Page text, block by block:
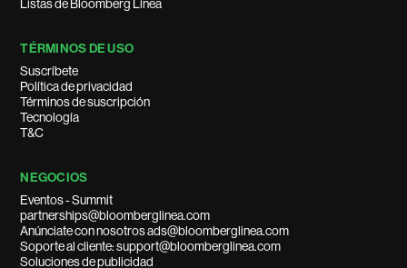
Listas de Bloomberg Línea
TÉRMINOS DE USO
Suscríbete
Política de privacidad
Términos de suscripción
Tecnología
T&C
NEGOCIOS
Eventos - Summit
partnerships@bloomberglinea.com
Anúnciate con nosotros ads@bloomberglinea.com
Soporte al cliente: support@bloomberglinea.com
Soluciones de publicidad